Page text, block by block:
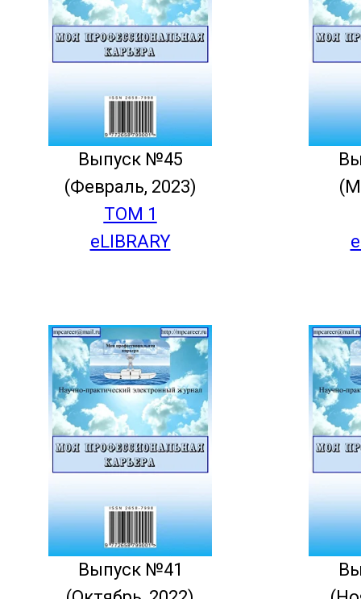
Выпуск №45
(Февраль, 2023)
ТОМ 1
eLIBRARY
Выпуск №41